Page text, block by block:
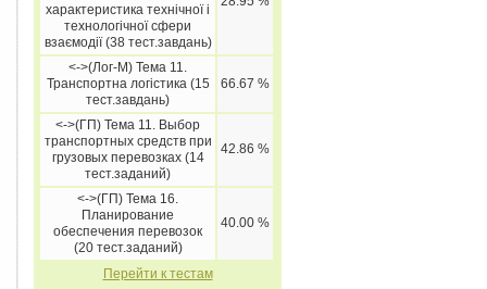
характеристика технічної і
технологічної сфери
взаємодії (38 тест.завдань)
<->(Лог-М) Тема 11.
Транспортна логістика (15
тест.завдань)
66.67 %
<->(ГП) Тема 11. Выбор
транспортных средств при
грузовых перевозках (14
тест.заданий)
42.86 %
<->(ГП) Тема 16.
Планирование
обеспечения перевозок
(20 тест.заданий)
40.00 %
Перейти к тестам